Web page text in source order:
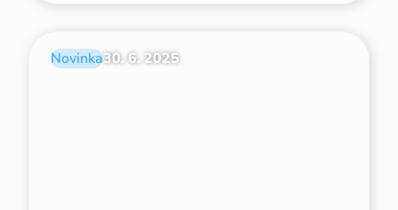
Novinka30. 6. 2025